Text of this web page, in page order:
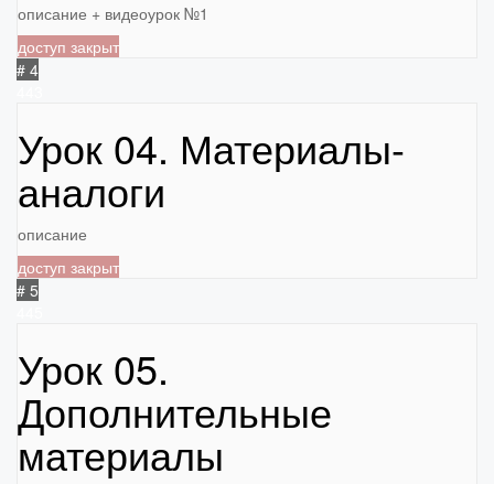
описание + видеоурок №1
доступ закрыт
# 4
Урок 04. Материалы-
аналоги
описание
доступ закрыт
# 5
Урок 05.
Дополнительные
материалы